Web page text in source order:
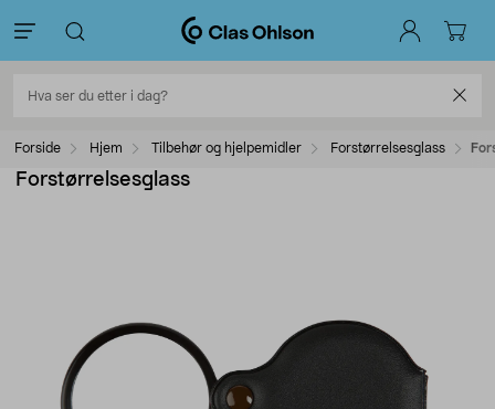
Forside Hjem Tilbehør og hjelpemidler Forstørrelsesglass
Forstørrelsesglass